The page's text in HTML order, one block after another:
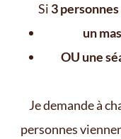
Si 3
un
OU une
Je demande à
personnes